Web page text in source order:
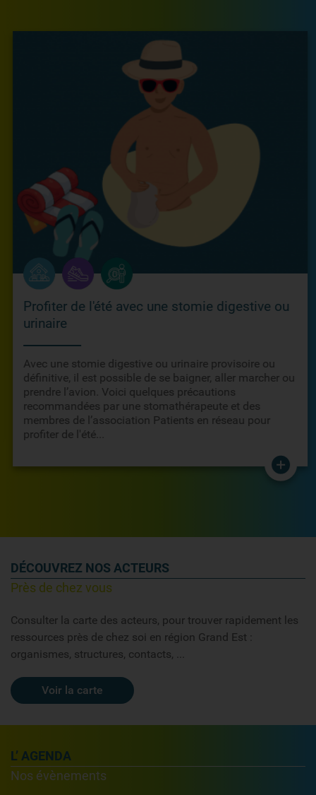
Profiter de l'été avec une stomie digestive ou
urinaire
Avec une stomie digestive ou urinaire provisoire ou
définitive, il est possible de se baigner, aller marcher ou
prendre l’avion. Voici quelques précautions
recommandées par une stomathérapeute et des
membres de l’association Patients en réseau pour
profiter de l'été...
DÉCOUVREZ NOS ACTEURS
Près de chez vous
Consulter la carte des acteurs, pour trouver rapidement les
ressources près de chez soi en région Grand Est :
organismes, structures, contacts, ...
Voir la carte
L’ AGENDA
Nos évènements